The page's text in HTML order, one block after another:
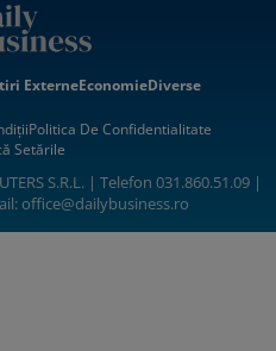
ExterneEconomieDiverse
Politica De Confidentialitate
Setările
S.R.L. | Telefon 031.860.51.09 |
office@dailybusiness.ro